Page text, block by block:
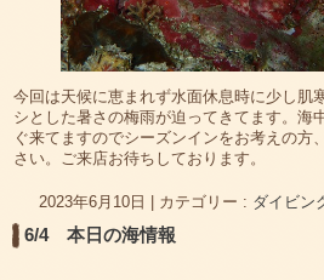
今回は天候に恵まれず水面休息時に少し肌
シとした暑さの梅雨が迫ってきてます。海
ぐ来てますのでシーズンインをお考えの方
さい。ご来店お待ちしております。
2023年6月10日 | カテゴリー : ダイビン
6/4 本日の海情報